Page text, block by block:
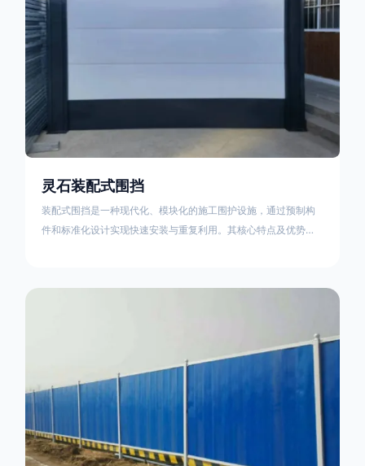
灵石装配式围挡
装配式围挡是一种现代化、模块化的施工围护设施，通过预制构
件和标准化设计实现快速安装与重复利用。其核心特点及优势如
撑、横撑加强筋等部件增强整体稳定性立柱规格：通常为